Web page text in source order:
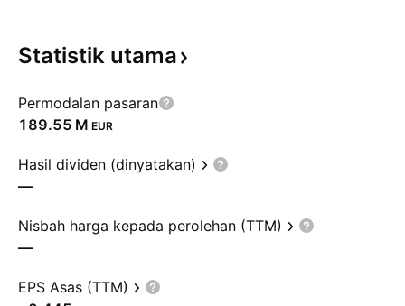
Statistik utama
Permodalan pasaran
‪189.55 M‬ EUR
Hasil dividen (dinyatakan)
—
Nisbah harga kepada perolehan (TTM)
—
EPS Asas (TTM)